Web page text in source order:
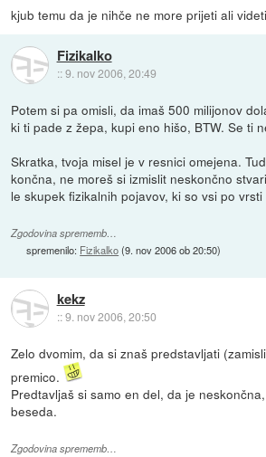
kjub temu da je nihče ne more prijeti ali videti
Fizikalko
::9. nov 2006, 20:49
Potem si pa omisli, da imaš 500 milijonov
ki ti pade z žepa, kupi eno hišo, BTW. Se ti
Skratka, tvoja misel je v resnici omejena.
končna, ne moreš si izmislit neskončno
le skupek fizikalnih pojavov, ki so vsi po
Zgodovina sprememb…
spremenilo: Fizikalko(9. nov 2006 ob 20:50)
kekz
::9. nov 2006, 20:50
Zelo dvomim, da si znaš predstavljati
premico.
Predtavljaš si samo en del, da je
beseda.
Zgodovina sprememb…